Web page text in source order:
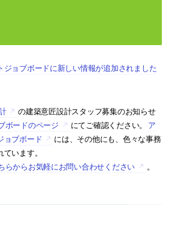
ジョブボードに新しい情報が追加されました
の建築意匠設計スタッフ募集のお知らせ
ボードのページ にてご確認ください。
ア
ョブボード
には、その他にも、色々な事務
います。
らからお気軽にお問い合わせください
。